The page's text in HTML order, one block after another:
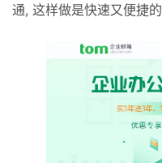
通, 这样做是快速又便捷的